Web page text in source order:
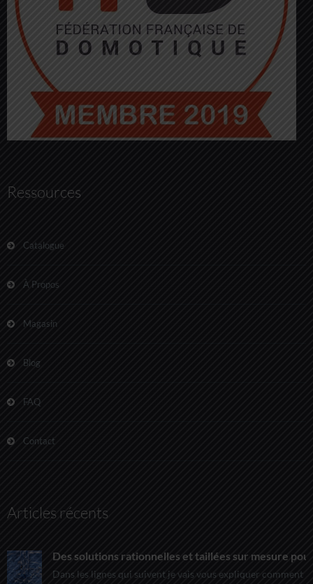
Ressources
Catalogue
À Propos
Magasin
Blog
FAQ
Contact
Articles récents
Des solutions rationnelles et taillées sur mesure
Dans les lignes qui suivent je vais vous expliquer comment